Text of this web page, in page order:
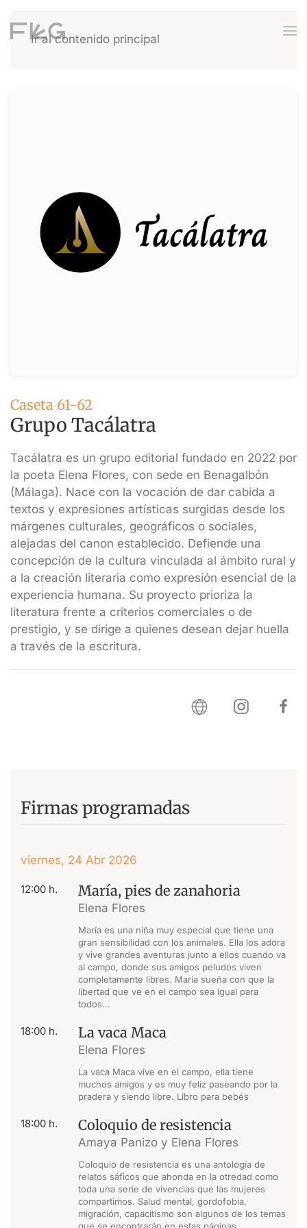
Ir al contenido principal
Caseta 61-62
Grupo Tacálatra
Tacálatra es un grupo editorial fundado en 2022 por
la poeta Elena Flores, con sede en Benagalbón
(Málaga). Nace con la vocación de dar cabida a
textos y expresiones artísticas surgidas desde los
márgenes culturales, geográficos o sociales,
alejadas del canon establecido. Defiende una
concepción de la cultura vinculada al ámbito rural y
a la creación literaria como expresión esencial de la
experiencia humana. Su proyecto prioriza la
literatura frente a criterios comerciales o de
prestigio, y se dirige a quienes desean dejar huella
a través de la escritura.
Firmas programadas
viernes, 24 Abr 2026
12:00 h. María, pies de zanahoria
Elena Flores
María es una niña muy especial que tiene una
gran sensibilidad con los animales. Ella los adora
y vive grandes aventuras junto a ellos cuando va
al campo, donde sus amigos peludos viven
completamente libres. María sueña con que la
libertad que ve en el campo sea igual para
todos...
18:00 h. La vaca Maca
Elena Flores
La vaca Maca vive en el campo, ella tiene
muchos amigos y es muy feliz paseando por la
pradera y siendo libre. Libro para bebés
18:00 h. Coloquio de resistencia
Amaya Panizo y Elena Flores
Coloquio de resistencia es una antología de
relatos sáficos que ahonda en la otredad como
toda una serie de vivencias que las mujeres
compartimos. Salud mental, gordofobia,
migración, capacitismo son algunos de los temas